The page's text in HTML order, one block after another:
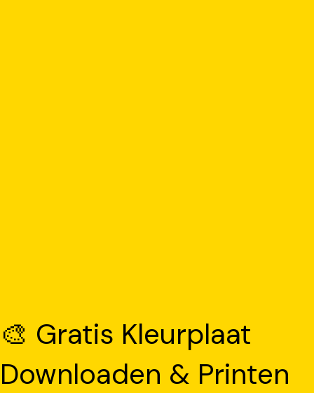
🎨 Gratis Kleurplaat
Downloaden & Printen